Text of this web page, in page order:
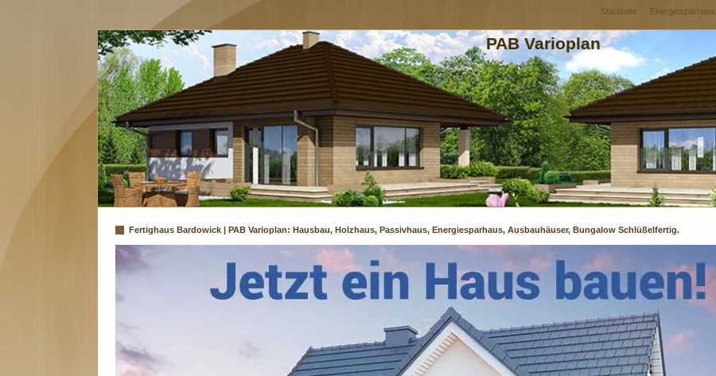
Startseite Energiesparhaus
PAB Varioplan
Fertighaus Bardowick | PAB Varioplan: Hausbau, Holzhaus, Passivhaus, Energiesparhaus, Ausbauhäuser, Bungalow Schlüßelfertig.